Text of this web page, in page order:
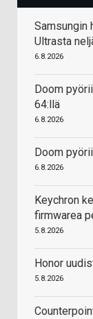
Samsungin
Ultrasta
6.8.2026
Doom
64:llä
6.8.2026
Doom
6.8.2026
Keychron
firmwarea
5.8.2026
Honor
5.8.2026